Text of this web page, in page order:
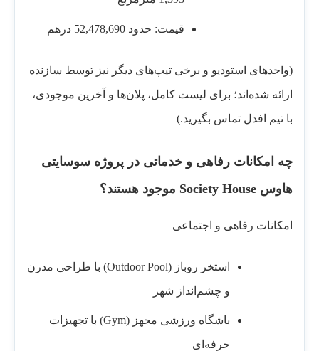
قیمت: حدود 52,478,690 درهم
(واحدهای استودیو و برخی تیپ‌های دیگر نیز توسط سازنده
ارائه شده‌اند؛ برای لیست کامل، پلان‌ها و آخرین موجودی،
با تیم افدل تماس بگیرید.)
چه امکانات رفاهی و خدماتی در پروژه سوسایتی
هاوس Society House موجود هستند؟
امکانات رفاهی و اجتماعی
استخر روباز (Outdoor Pool) با طراحی مدرن
و چشم‌انداز شهر
باشگاه ورزشی مجهز (Gym) با تجهیزات
حرفه‌ای